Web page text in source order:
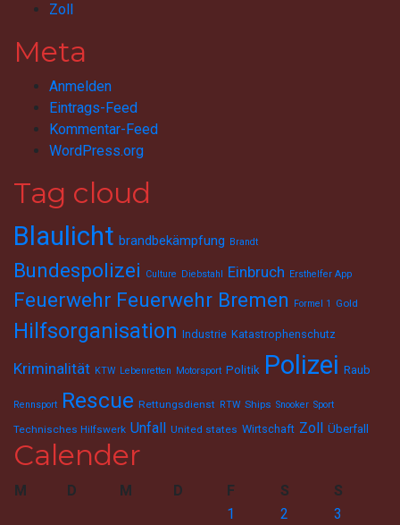
Zoll
Meta
Anmelden
Eintrags-Feed
Kommentar-Feed
WordPress.org
Tag cloud
Blaulicht brandbekämpfung Brandt
Bundespolizei Culture Diebstahl Einbruch Ersthelfer App
Feuerwehr Feuerwehr Bremen Formel 1 Gold
Hilfsorganisation Industrie Katastrophenschutz
Kriminalität KTW Lebenretten Motorsport Politik Polizei Raub
Rennsport Rescue Rettungsdienst RTW Ships Snooker Sport
Technisches Hilfswerk Unfall United states Wirtschaft Zoll Überfall
Calender
M D M D F S
S
1
2 3